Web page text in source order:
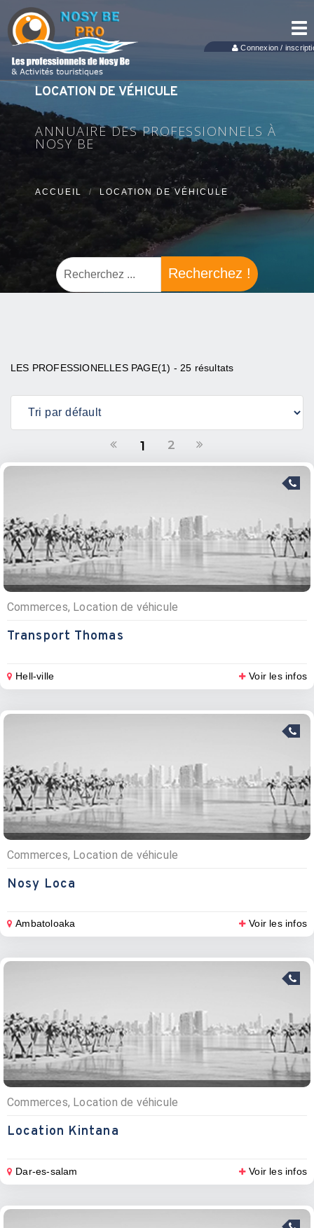
Connexion /
LOCATION DE VÉHICULE
ANNUAIRE DES PROFESSIONNELS À
NOSY BE
ACCUEIL LOCATION DE VÉHICULE
Recherchez !
LES PROFESSIONELLES PAGE(1) - 25 résultats
1 2
Commerces, Location de véhicule
Transport Thomas
Hell-ville Voir les infos
Commerces, Location de véhicule
Nosy Loca
Ambatoloaka Voir les infos
Commerces, Location de véhicule
Location Kintana
Dar-es-salam Voir les infos